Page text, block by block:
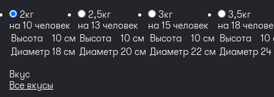
2кг
на 10 человек
Высота
10 см
Диаметр 18 см
2,5кг
на 13 человек
Высота
10 см
Диаметр 20 см
3кг
на 15 человек
Высота
10 см
Диаметр 22 см
3,5кг
на 18
Высота
10
Диаметр 24
Вкус
Все вкусы